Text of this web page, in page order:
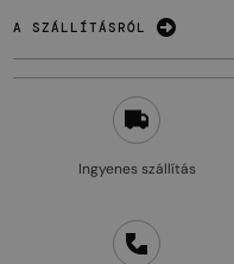
Ingyenes szállítás
A SZÁLLÍTÁSRÓL